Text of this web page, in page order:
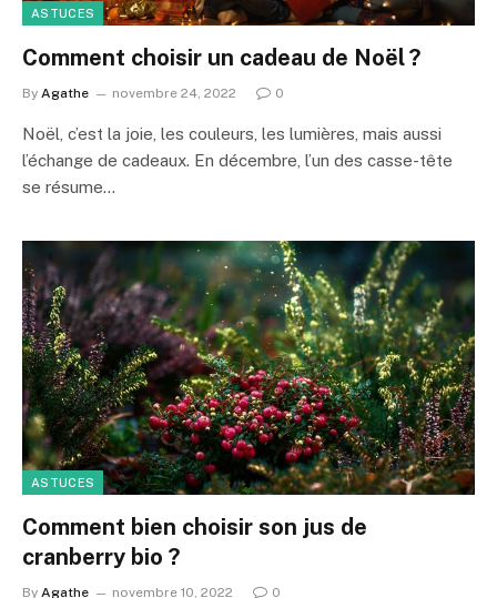
ASTUCES
Comment choisir un cadeau de Noël ?
By Agathe novembre 24, 2022 0
Noël, c’est la joie, les couleurs, les lumières, mais aussi
l’échange de cadeaux. En décembre, l’un des casse-tête
se résume…
ASTUCES
Comment bien choisir son jus de
cranberry bio ?
By Agathe novembre 10, 2022 0